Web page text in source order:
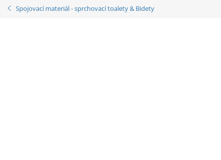
Spojovací materiál - sprchovací toalety & Bidety